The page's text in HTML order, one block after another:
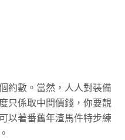
約數。當然，人人對裝備
只係取中間價錢，你要靚
以著番舊年渣馬件特步練